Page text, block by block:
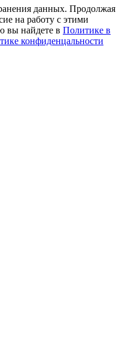
данных. Продолжая
на работу с этими
вы найдете в Политике в
конфиденцальности